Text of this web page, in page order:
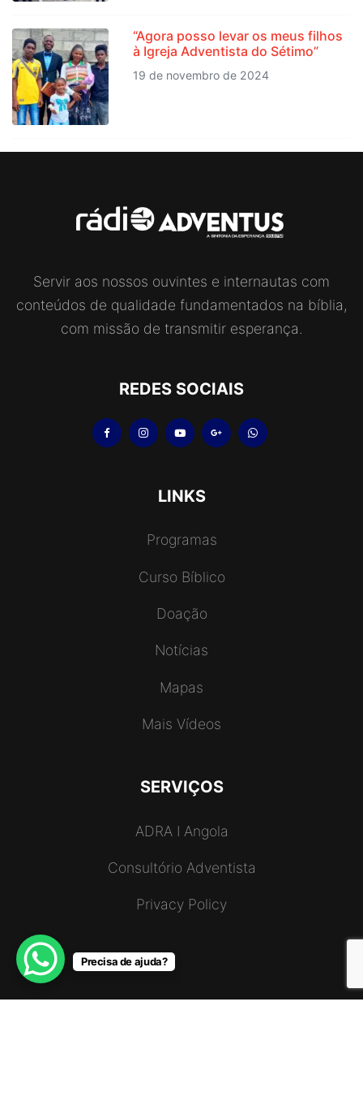
“Agora posso levar os meus filhos
à Igreja Adventista do Sétimo”
19 de novembro de 2024
Servir aos nossos ouvintes e internautas com
conteúdos de qualidade fundamentados na bíblia,
com missão de transmitir esperança.
REDES SOCIAIS
LINKS
Programas
Curso Bíblico
Doação
Notícias
Mapas
Mais Vídeos
SERVIÇOS
ADRA I Angola
Consultório Adventista
Privacy Policy
Precisa de ajuda?